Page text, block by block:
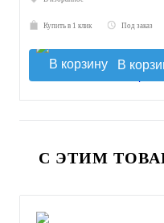
Купить в 1 клик Под заказ
В
С ЭТИМ